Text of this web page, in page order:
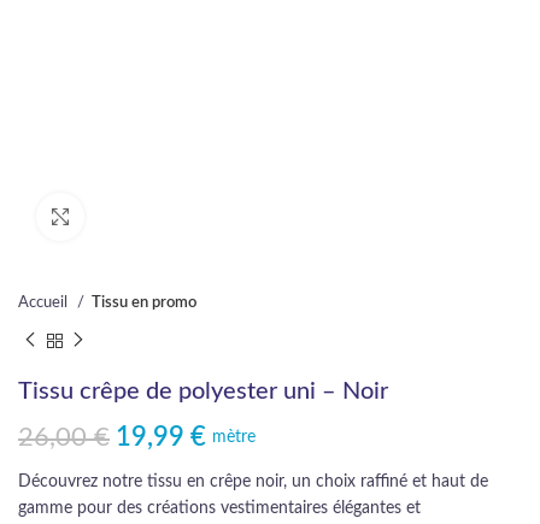
Accueil Tissu en promo
Tissu crêpe de polyester uni – Noir
26,00€
Le prix initial était : 26,00 €.
19,99 €
Le prix actuel est : 19,99 €.mètre
Découvrez notre tissu en crêpe noir, un choix raffiné et haut de
gamme pour des créations vestimentaires élégantes et